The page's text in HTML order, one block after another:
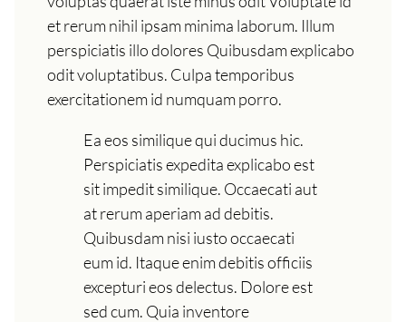
et rerum nihil ipsam minima laborum. Illum
perspiciatis illo dolores Quibusdam explicabo
odit voluptatibus. Culpa temporibus
exercitationem id numquam porro.
Ea eos similique qui ducimus hic.
Perspiciatis expedita explicabo est
sit impedit similique. Occaecati aut
at rerum aperiam ad debitis.
Quibusdam nisi iusto occaecati
eum id. Itaque enim debitis officiis
excepturi eos delectus. Dolore est
sed cum. Quia inventore